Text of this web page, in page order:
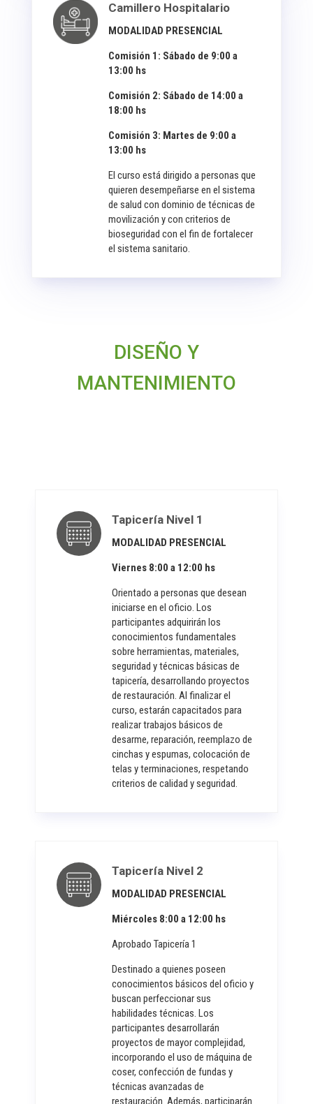
Camillero Hospitalario
MODALIDAD PRESENCIAL
Comisión 1: Sábado de 9:00 a
13:00 hs
Comisión 2: Sábado de 14:00 a
18:00 hs
Comisión 3: Martes de 9:00 a
13:00 hs
El curso está dirigido a personas que
quieren desempeñarse en el sistema
de salud con dominio de técnicas de
movilización y con criterios de
bioseguridad con el fin de fortalecer
el sistema sanitario.
DISEÑO Y
MANTENIMIENTO
Tapicería Nivel 1
MODALIDAD PRESENCIAL
Viernes 8:00 a 12:00 hs
Orientado a personas que desean
iniciarse en el oficio. Los
participantes adquirirán los
conocimientos fundamentales
sobre herramientas, materiales,
seguridad y técnicas básicas de
tapicería, desarrollando proyectos
de restauración. Al finalizar el
curso, estarán capacitados para
realizar trabajos básicos de
desarme, reparación, reemplazo de
cinchas y espumas, colocación de
telas y terminaciones, respetando
criterios de calidad y seguridad.
Tapicería Nivel 2
MODALIDAD PRESENCIAL
Miércoles 8:00 a 12:00 hs
Aprobado Tapicería 1
Destinado a quienes poseen
conocimientos básicos del oficio y
buscan perfeccionar sus
habilidades técnicas. Los
participantes desarrollarán
proyectos de mayor complejidad,
incorporando el uso de máquina de
coser, confección de fundas y
técnicas avanzadas de
restauración. Además, participarán